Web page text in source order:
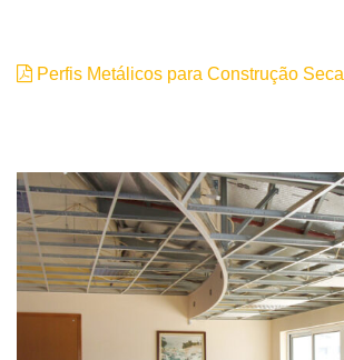
Perfis Metálicos para Construção Seca